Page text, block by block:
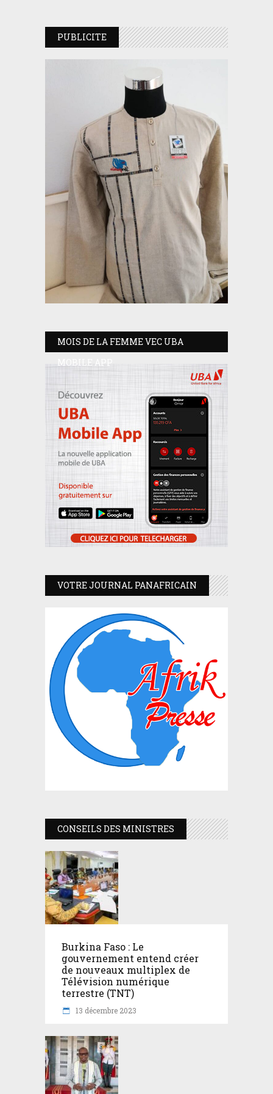
PUBLICITE
MOIS DE LA FEMME VEC UBA
MOBILE APP
VOTRE JOURNAL PANAFRICAIN
CONSEILS DES MINISTRES
Burkina Faso : Le
gouvernement entend créer
de nouveaux multiplex de
Télévision numérique
terrestre (TNT)
13 décembre 2023